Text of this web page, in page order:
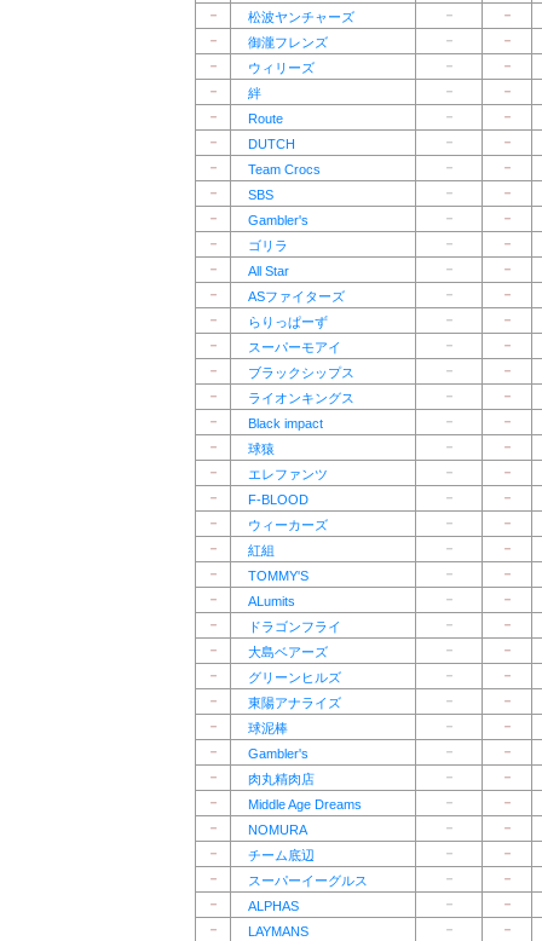
－
松波ヤンチャーズ －
－
－
御瀧フレンズ －
－
－
ウィリーズ －
－
－
絆 －
－
－
Route －
－
－
DUTCH －
－
－
Team Crocs －
－
－
SBS －
－
－
Gambler's －
－
－
ゴリラ －
－
－
All Star －
－
－
ASファイターズ －
－
－
らりっぱーず －
－
－
スーパーモアイ －
－
－
ブラックシップス －
－
－
ライオンキングス －
－
－
Black impact －
－
－
球猿 －
－
－
エレファンツ －
－
－
F-BLOOD －
－
－
ウィーカーズ －
－
－
紅組 －
－
－
TOMMY'S －
－
－
ALumits －
－
－
ドラゴンフライ －
－
－
大島ベアーズ －
－
－
グリーンヒルズ －
－
－
東陽アナライズ －
－
－
球泥棒 －
－
－
Gambler's －
－
－
肉丸精肉店 －
－
－
Middle Age Dreams －
－
－
NOMURA －
－
－
チーム底辺 －
－
－
スーパーイーグルス －
－
－
ALPHAS －
－
－
LAYMANS －
－